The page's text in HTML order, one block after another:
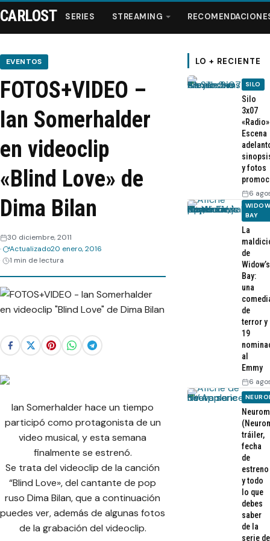
Series
Streaming
Recomendaciones
CARLOST SERIES STREAMING
EVENTOS
FOTOS+VIDEO –
Ian Somerhalder
en videoclip
«Blind Love» de
Dima Bilan
30 diciembre, 2011
Actualizado20 enero, 2016
1 min de lectura
Ian Somerhalder hace un tiempo
participó como protagonista de un
video musical, y esta semana
finalmente se estrenó.
Se trata del videoclip de la canción
“Blind Love», del cantante de pop
ruso Dima Bilan, que a continuación
puedes ver, además de algunas fotos
de la grabación del videoclip.
LO + RECIENTE
SILO
Silo
3x07
Escena
y fotos
6
BAY
La
de
Widow’s
Bay:
una
de
terror y
19
al
Emmy
6
tráiler,
fecha
de
estreno
y todo
lo que
debes
saber
de la
serie de